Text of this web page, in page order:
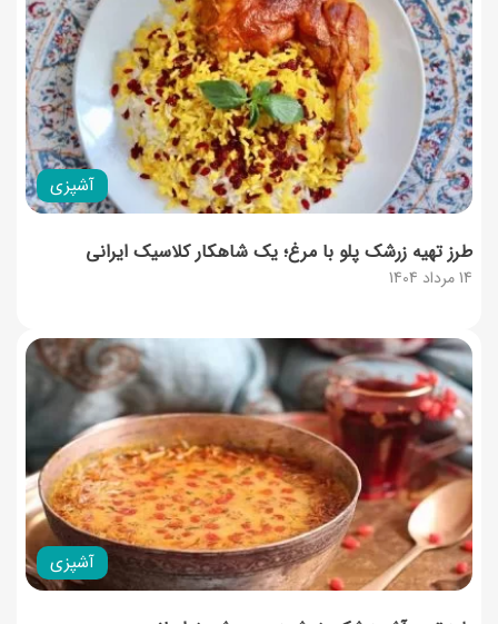
آشپزی
14 مرداد 1404
طرز تهیه زرشک پلو با مرغ؛ یک شاهکار کلاسیک ایرانی
آشپزی